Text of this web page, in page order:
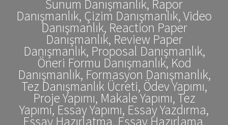
Sunum Danışmanlık, Rapor
Danışmanlık, Çizim Danışmanlık, Video
Danışmanlık, Reaction Paper
Danışmanlık, Review Paper
Danışmanlık, Proposal Danışmanlık,
Öneri Formu Danışmanlık, Kod
Danışmanlık, Formasyon Danışmanlık,
Tez Danışmanlık Ücreti, Ödev Yapımı,
Proje Yapımı, Makale Yapımı, Tez
Yapımı, Essay Yapımı, Essay Yazdırma,
Essay Hazırlatma, Essay Hazırlama,